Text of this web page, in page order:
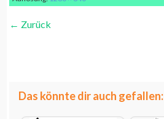
← Zurück
Das könnte dir auch gefallen: